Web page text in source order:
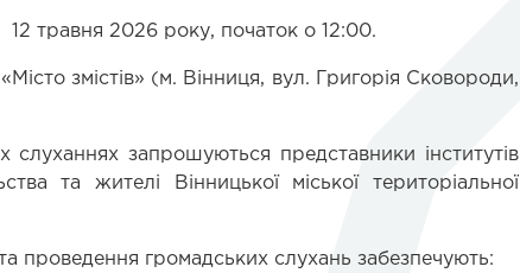
12 травня 2026 року, початок о 12:00.
змістів» (м. Вінниця, вул. Григорія Сковороди,
слуханнях запрошуються представники інститутів
та жителі Вінницької міської територіальної
проведення громадських слухань забезпечують: